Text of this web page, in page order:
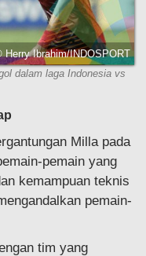
Herry Ibrahim/INDOSPORT
dalam laga Indonesia vs
Milla pada
pemain yang
kemampuan teknis
pemain-
tim yang